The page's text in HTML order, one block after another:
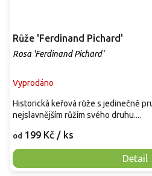
Růže 'Ferdinand Pichard'
Rosa 'Ferdinand Pichard'
Vyprodáno
od 199 Kč / ks
Detail
Historická keřová růže s jedinečně
nejslavnějším růžím svého druhu....